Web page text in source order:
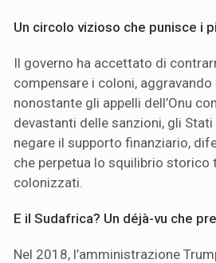
Un circolo vizioso che punisce i
Il governo ha accettato di
compensare i coloni,
nonostante gli appelli dell’Onu
devastanti delle sanzioni, gli
negare il supporto finanziario,
che perpetua lo squilibrio storico
colonizzati.
E il Sudafrica? Un déjà-vu che
Nel 2018, l’amministrazione